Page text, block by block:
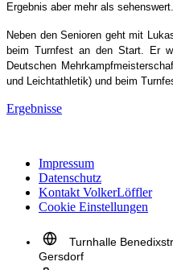
Ergebnis aber mehr als sehenswert.
Neben den Senioren geht mit
beim Turnfest an den Start. Er
Deutschen
und Leichtathletik) und beim
Ergebnisse
Impressum
Datenschutz
Kontakt VolkerLöffler
Cookie Einstellungen
Turnhalle
Gersdorf